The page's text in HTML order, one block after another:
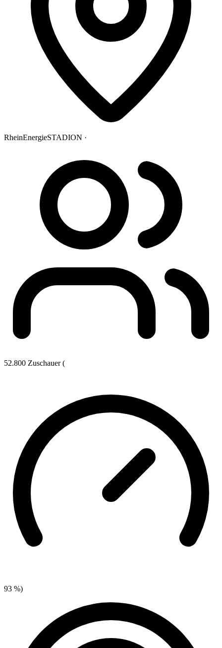
RheinEnergieSTADION ·
52.800 Zuschauer (
93 %)